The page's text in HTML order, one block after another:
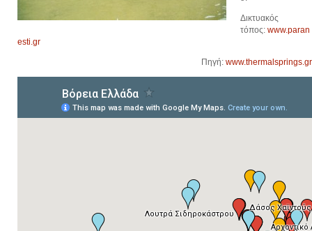
Δικτυακός
τόπος: www.paran
esti.gr
Πηγή: www.thermalsprings.gr